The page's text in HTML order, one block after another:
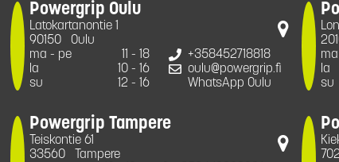
Powergrip Oulu
Latokartanontie 1
90150
Oulu
ma - pe
11 - 18
la
10 - 16
su
12 - 16
+358452718818
oulu@powergrip.fi
WhatsApp Oulu
la
su
Powergrip Tampere
Teiskontie 61
33560
Tampere